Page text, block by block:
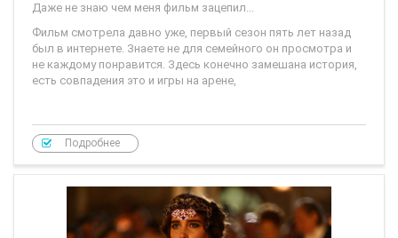
Даже не знаю чем меня фильм зацепил...
Фильм смотрела давно уже, первый сезон пять лет назад
был в интернете. Знаете не для семейного он просмотра и
не каждому понравится. Здесь конечно замешана история,
есть совпадения это и игры на арене,
Подробнее